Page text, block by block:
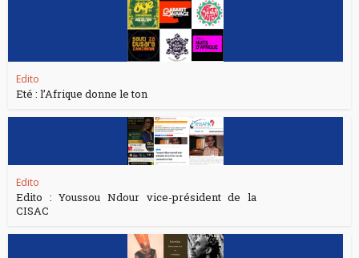
Edito
Eté : l’Afrique donne le ton
Edito
Edito : Youssou Ndour vice-président de la
CISAC